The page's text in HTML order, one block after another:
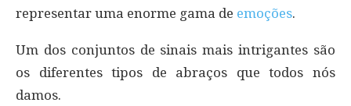
representar uma enorme gama de emoções.
Um dos conjuntos de sinais mais intrigantes são
os diferentes tipos de abraços que todos nós
damos.